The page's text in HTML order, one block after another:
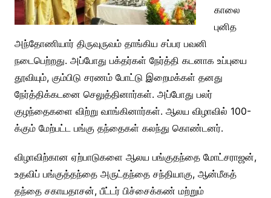
காலை
புனித
அந்தோணியார் திருவுருவம் தாங்கிய சப்பர பவனி
நடைபெற்றது. அப்போது பக்தர்கள் நேர்த்தி கடனாக உப்புயை
தூவியும், கும்பிடு சரணம் போட்டு இறைமக்கள் தனது
நேர்த்திக்கடனை செலுத்தினார்கள். அப்போது பலர்
குழந்தைகளை விற்று வாங்கினார்கள். ஆலய விழாவில் 100-
க்கும் மேற்பட்ட பங்கு தந்தைகள் கலந்து கொண்டனர்.
விழாவிற்கான ஏற்பாடுகளை ஆலய பங்குதந்தை மோட்சராஜன்,
உதவிப் பங்குத்தந்தை அருட்தந்தை சந்தியாகு, ஆன்மீகத்
தந்தை சகாயதாசன், பீட்டர் பிச்சைக்கண் மற்றும்